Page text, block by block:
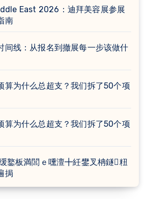
East 2026：迪拜美容展参展
南
间线：从报名到撤展每一步该做什
算为什么总超支？我们拆了50个项
算为什么总超支？我们拆了50个项
鐜板満閭ｅ嚑澶╋紝鐢叉柟鐩粈
挶